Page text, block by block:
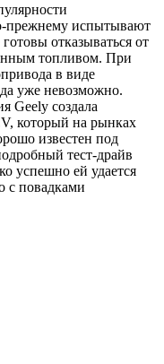
прежнему испытывают
отказываться от
топливом. При
в виде
уже невозможно.
Geely создала
который на рынках
известен под
тест-драйв
успешно ей удается
с повадками